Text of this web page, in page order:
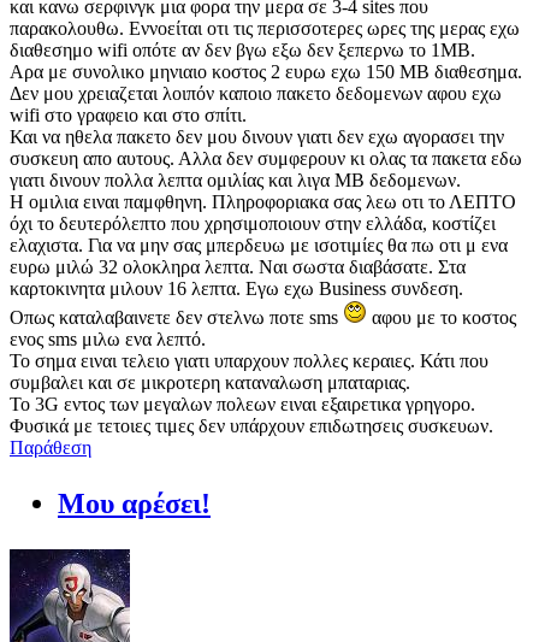
και κανω σερφινγκ μια φορα την μερα σε 3-4 sites που
παρακολουθω. Εννοείται οτι τις περισσοτερες ωρες της μερας εχω
διαθεσημο wifi οπότε αν δεν βγω εξω δεν ξεπερνω το 1ΜΒ.
Αρα με συνολικο μηνιαιο κοστος 2 ευρω εχω 150 ΜΒ διαθεσημα.
Δεν μου χρειαζεται λοιπόν καποιο πακετο δεδομενων αφου εχω
wifi στο γραφειο και στο σπίτι.
Και να ηθελα πακετο δεν μου δινουν γιατι δεν εχω αγορασει την
συσκευη απο αυτους. Αλλα δεν συμφερουν κι ολας τα πακετα εδω
γιατι δινουν πολλα λεπτα ομιλίας και λιγα ΜΒ δεδομενων.
Η ομιλια ειναι παμφθηνη. Πληροφοριακα σας λεω οτι το ΛΕΠΤΟ
όχι το δευτερόλεπτο που χρησιμοποιουν στην ελλάδα, κοστίζει
ελαχιστα. Για να μην σας μπερδευω με ισοτιμίες θα πω οτι μ ενα
ευρω μιλώ 32 ολοκληρα λεπτα. Ναι σωστα διαβάσατε. Στα
καρτοκινητα μιλουν 16 λεπτα. Εγω εχω Business συνδεση.
Οπως καταλαβαινετε δεν στελνω ποτε sms
αφου με το κοστος
ενος sms μιλω ενα λεπτό.
Το σημα ειναι τελειο γιατι υπαρχουν πολλες κεραιες. Κάτι που
συμβαλει και σε μικροτερη καταναλωση μπαταριας.
Το 3G εντος των μεγαλων πολεων ειναι εξαιρετικα γρηγορο.
Φυσικά με τετοιες τιμες δεν υπάρχουν επιδωτησεις συσκευων.
Παράθεση
Μου αρέσει!